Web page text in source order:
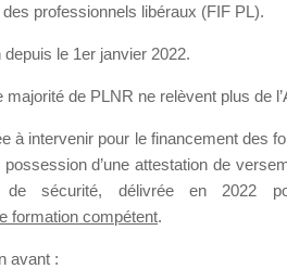
à l’Appel à Propositions Mallette
laisser un message ou poser une
professionnels libéraux (FIF PL).
depuis le 1er janvier 2022.
majorité de PLNR ne relèvent plus de
à intervenir pour le financement des
d’une attestation de
de sécurité, délivrée en 2022
formation compétent.
avant :